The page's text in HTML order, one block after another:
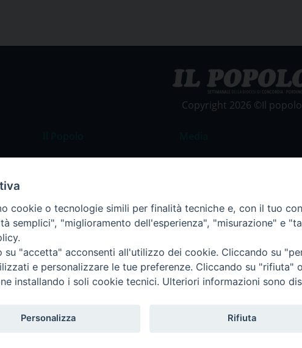
Copyright 2026 ©Il popolo
Il settimanale
La redazione
Pubblicità
Foto
Informativa
cookie o tecnologie simili per finalità tecniche e, con il tuo
semplici", "miglioramento dell'esperienza", "misurazione" e
su "accetta" acconsenti all'utilizzo dei cookie. Cliccando su
e personalizzare le tue preferenze. Cliccando su "rifiuta"
installando i soli cookie tecnici. Ulteriori informazioni sono
Personalizza Rifiuta